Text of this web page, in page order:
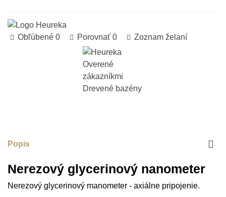
Obľúbené 0 Porovnať 0 Zoznam želaní
Popis
Nerezový glycerinový nanometer
Nerezový glycerinový manometer - axiálne pripojenie.